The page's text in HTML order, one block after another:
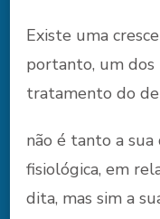
Existe uma
portanto, um dos
tratamento do
não é tanto a
fisiológica, em
dita, mas sim a